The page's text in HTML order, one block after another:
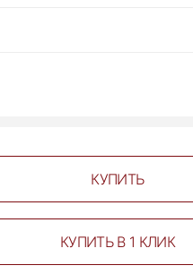
КУПИТЬ
КУПИТЬ В 1 КЛИК